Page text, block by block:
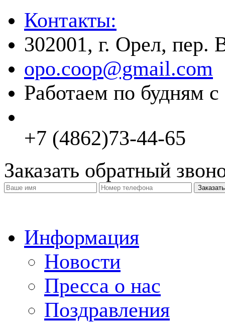
Контакты:
302001, г. Орел, пер.
opo.coop@gmail.com
Работаем по будням
+7 (4862)73-44-65
Заказать обратный
Информация
Новости
Пресса о нас
Поздравления